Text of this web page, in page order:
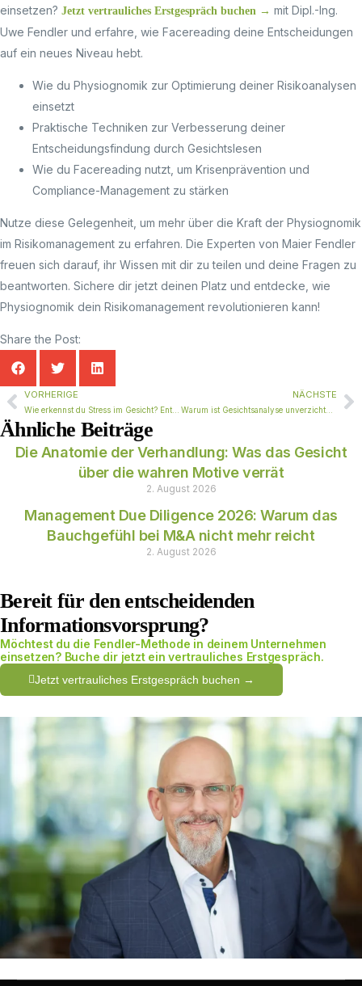
einsetzen? Jetzt vertrauliches Erstgespräch buchen → mit Dipl.-Ing.
Uwe Fendler und erfahre, wie Facereading deine Entscheidungen
auf ein neues Niveau hebt.
Wie du Physiognomik zur Optimierung deiner Risikoanalysen
einsetzt
Praktische Techniken zur Verbesserung deiner
Entscheidungsfindung durch Gesichtslesen
Wie du Facereading nutzt, um Krisenprävention und
Compliance-Management zu stärken
Nutze diese Gelegenheit, um mehr über die Kraft der Physiognomik
im Risikomanagement zu erfahren. Die Experten von Maier Fendler
freuen sich darauf, ihr Wissen mit dir zu teilen und deine Fragen zu
beantworten. Sichere dir jetzt deinen Platz und entdecke, wie
Physiognomik dein Risikomanagement revolutionieren kann!
Share the Post:
VORHERIGE NÄCHSTE
Warum ist Gesichtsanalyse unverzichtbar in der Führungskräfte Entwicklung?
Ähnliche Beiträge
Die Anatomie der Verhandlung: Was das Gesicht
über die wahren Motive verrät
2. August 2026
Management Due Diligence 2026: Warum das
Bauchgefühl bei M&A nicht mehr reicht
2. August 2026
Bereit für den entscheidenden
Informationsvorsprung?
Möchtest du die Fendler-Methode in deinem Unternehmen
einsetzen? Buche dir jetzt ein vertrauliches Erstgespräch.
Jetzt vertrauliches Erstgespräch buchen →